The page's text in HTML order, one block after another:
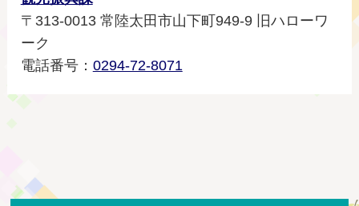
〒313-0013 常陸太田市山下町949-9 旧ハローワ
ーク
電話番号： 0294-72-8071